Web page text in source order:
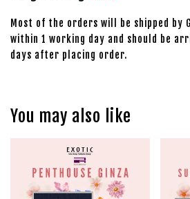
Most of the orders will be shipped by
within 1 working day and should be
days after placing order.
You may also like